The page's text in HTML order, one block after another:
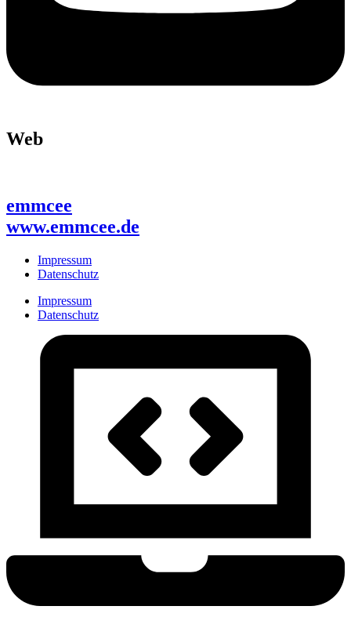
Web
emmcee
www.emmcee.de
Impressum
Datenschutz
Impressum
Datenschutz